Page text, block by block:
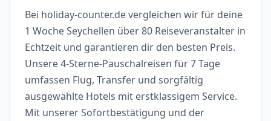
Bei holiday-counter.de vergleichen wir für deine
1 Woche Seychellen über 80 Reiseveranstalter in
Echtzeit und garantieren dir den besten Preis.
Unsere 4-Sterne-Pauschalreisen für 7 Tage
umfassen Flug, Transfer und sorgfältig
ausgewählte Hotels mit erstklassigem Service.
Mit unserer Sofortbestätigung und der